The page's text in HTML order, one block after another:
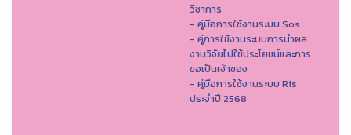
วิชาการ
- คู่มือการใช้งานระบบ Sos
- คู่การใช้งานระบบการนำผล
งานวิจัยไปใช้ประโยชน์และการ
ขอเป็นเจ้าของ
- คู่มือการใช้งานระบบ Ris
ประจำปี 2568